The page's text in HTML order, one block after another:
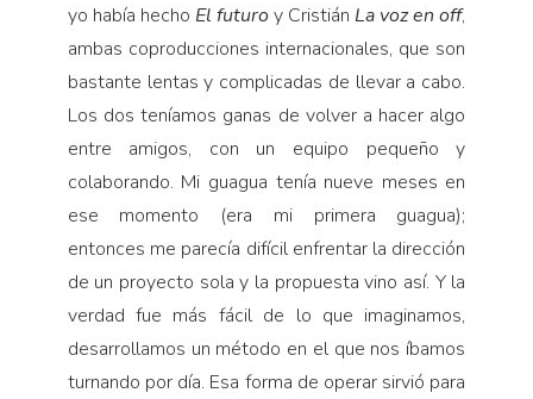
yo había hecho El futuroy Cristián La voz en off,
ambas coproducciones internacionales, que son
bastante lentas y complicadas de llevar a cabo.
Los dos teníamos ganas de volver a hacer algo
entre amigos, con un equipo pequeño y
colaborando. Mi guagua tenía nueve meses en
ese momento (era mi primera guagua);
entonces me parecía difícil enfrentar la dirección
de un proyecto sola y la propuesta vino así. Y la
verdad fue más fácil de lo que imaginamos,
desarrollamos un método en el que nos íbamos
turnando por día. Esa forma de operar sirvió para